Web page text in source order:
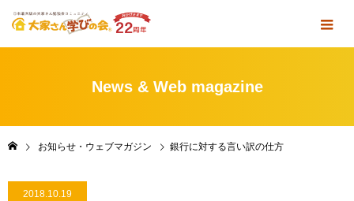
News & Web magazine
お知らせ・ウェブマガジン 銀行に対する言い訳の仕方
2018.10.19